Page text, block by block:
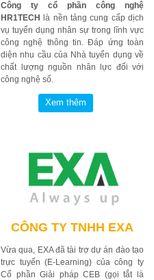
Công ty cổ phần công nghệ
HR1TECH
là nền tảng cung cấp dịch
vụ tuyển dụng nhân sự trong lĩnh vực
công nghệ thông tin. Đáp ứng toàn
diện nhu cầu của Nhà tuyển dụng về
chất lượng nguồn nhân lực đối với
công nghệ số.
CÔNG TY TNHH EXA
Vừa qua, EXA đã tài trợ dự án đào tạo
trực tuyến (E-Learning) của công ty
Cổ phần Giải pháp CEB (gọi tắt là